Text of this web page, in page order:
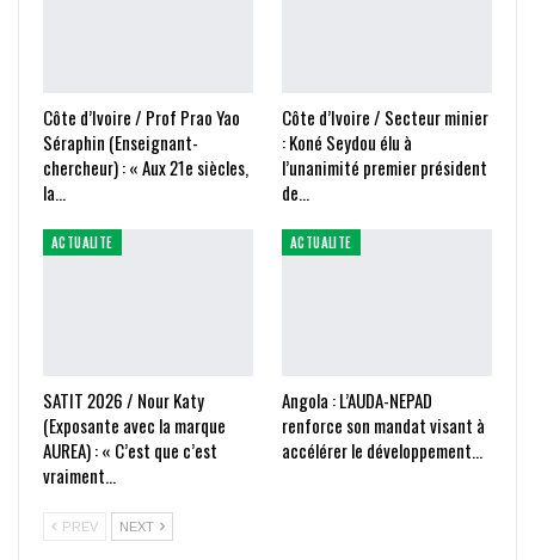
Côte d’Ivoire / Prof Prao Yao
Séraphin (Enseignant-
chercheur) : « Aux 21e siècles,
la…
Côte d’Ivoire / Secteur minier
: Koné Seydou élu à
l’unanimité premier président
de…
ACTUALITE
SATIT 2026 / Nour Katy
(Exposante avec la marque
AUREA) : « C’est que c’est
vraiment…
ACTUALITE
Angola : L’AUDA-NEPAD
renforce son mandat visant à
accélérer le développement…
PREV NEXT